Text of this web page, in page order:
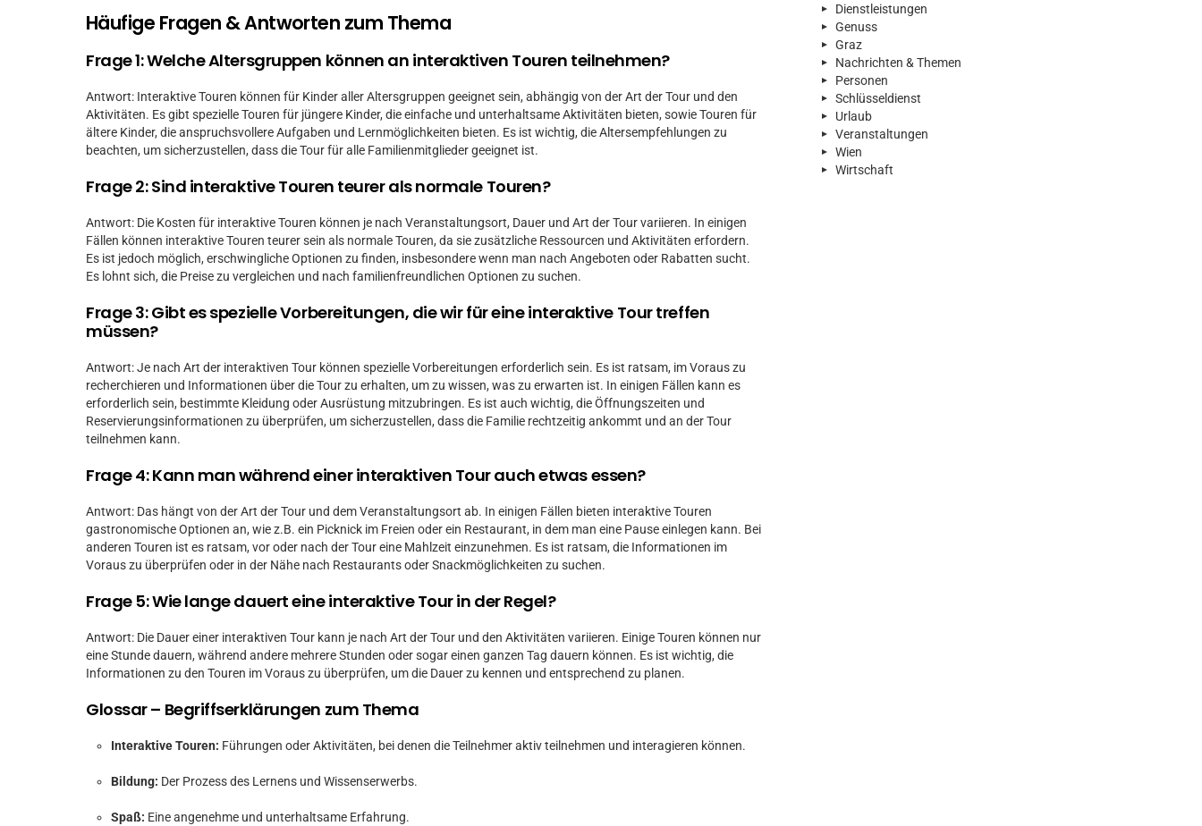
Häufige Fragen & Antworten zum Thema
Frage 1: Welche Altersgruppen können an interaktiven Touren teilnehmen?
Antwort: Interaktive Touren können für Kinder aller Altersgruppen geeignet sein, abhängig von der Art der Tour und den
Aktivitäten. Es gibt spezielle Touren für jüngere Kinder, die einfache und unterhaltsame Aktivitäten bieten, sowie Touren für
ältere Kinder, die anspruchsvollere Aufgaben und Lernmöglichkeiten bieten. Es ist wichtig, die Altersempfehlungen zu
beachten, um sicherzustellen, dass die Tour für alle Familienmitglieder geeignet ist.
Frage 2: Sind interaktive Touren teurer als normale Touren?
Antwort: Die Kosten für interaktive Touren können je nach Veranstaltungsort, Dauer und Art der Tour variieren. In einigen
Fällen können interaktive Touren teurer sein als normale Touren, da sie zusätzliche Ressourcen und Aktivitäten erfordern.
Es ist jedoch möglich, erschwingliche Optionen zu finden, insbesondere wenn man nach Angeboten oder Rabatten sucht.
Es lohnt sich, die Preise zu vergleichen und nach familienfreundlichen Optionen zu suchen.
Frage 3: Gibt es spezielle Vorbereitungen, die wir für eine interaktive Tour treffen
müssen?
Antwort: Je nach Art der interaktiven Tour können spezielle Vorbereitungen erforderlich sein. Es ist ratsam, im Voraus zu
recherchieren und Informationen über die Tour zu erhalten, um zu wissen, was zu erwarten ist. In einigen Fällen kann es
erforderlich sein, bestimmte Kleidung oder Ausrüstung mitzubringen. Es ist auch wichtig, die Öffnungszeiten und
Reservierungsinformationen zu überprüfen, um sicherzustellen, dass die Familie rechtzeitig ankommt und an der Tour
teilnehmen kann.
Frage 4: Kann man während einer interaktiven Tour auch etwas essen?
Antwort: Das hängt von der Art der Tour und dem Veranstaltungsort ab. In einigen Fällen bieten interaktive Touren
gastronomische Optionen an, wie z.B. ein Picknick im Freien oder ein Restaurant, in dem man eine Pause einlegen kann. Bei
anderen Touren ist es ratsam, vor oder nach der Tour eine Mahlzeit einzunehmen. Es ist ratsam, die Informationen im
Voraus zu überprüfen oder in der Nähe nach Restaurants oder Snackmöglichkeiten zu suchen.
Frage 5: Wie lange dauert eine interaktive Tour in der Regel?
Antwort: Die Dauer einer interaktiven Tour kann je nach Art der Tour und den Aktivitäten variieren. Einige Touren können nur
eine Stunde dauern, während andere mehrere Stunden oder sogar einen ganzen Tag dauern können. Es ist wichtig, die
Informationen zu den Touren im Voraus zu überprüfen, um die Dauer zu kennen und entsprechend zu planen.
Glossar – Begriffserklärungen zum Thema
Interaktive Touren: Führungen oder Aktivitäten, bei denen die Teilnehmer aktiv teilnehmen und interagieren können.
Bildung: Der Prozess des Lernens und Wissenserwerbs.
Spaß: Eine angenehme und unterhaltsame Erfahrung.
Dienstleistungen
Genuss
Graz
Nachrichten & Themen
Personen
Schlüsseldienst
Urlaub
Veranstaltungen
Wien
Wirtschaft